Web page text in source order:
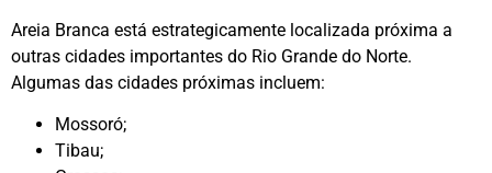
Areia Branca está estrategicamente localizada próxima a
outras cidades importantes do Rio Grande do Norte.
Algumas das cidades próximas incluem:
Mossoró;
Tibau;